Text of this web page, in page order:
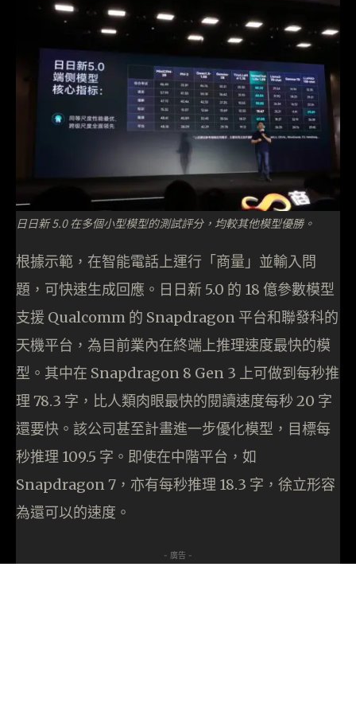
日日新 5.0 在多個小型模型的測試評分，均較其他模型優勝。
根據示範，在智能電話上運行「商量」並輸入問
題，可快速生成回應。日日新 5.0 的 18 億參數模型
支援 Qualcomm 的 Snapdragon 平台和聯發科的
天機平台，為目前業內在終端上推理速度最快的模
型。其中在 Snapdragon 8 Gen 3 上可做到每秒推
理 78.3 字，比人類肉眼最快的閱讀速度每秒 20 字
還要快。該公司甚至計畫進一步優化模型，目標每
秒推理 109.5 字。即使在中階平台，如
Snapdragon 7，亦有每秒推理 18.3 字，徐立形容
為還可以的速度。
- 廣告 -